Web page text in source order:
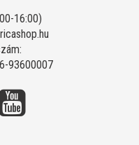
16:00)
93600007